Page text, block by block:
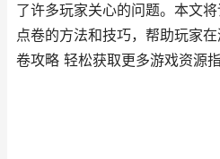
了许多玩家关心的问题。本文
点卷的方法和技巧，帮助玩家
卷攻略 轻松获取更多游戏资源